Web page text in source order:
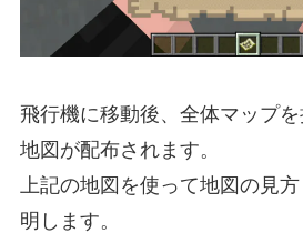
飛行機に移動後、全体マップ
地図が配布されます。
上記の地図を使って地図の見
明します。